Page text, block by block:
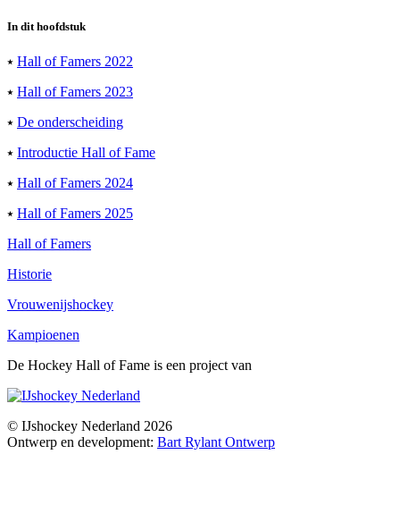
In dithoofdstuk
⭑ Hall of Famers 2022
⭑ Hall of Famers 2023
⭑ De onderscheiding
⭑ Introductie Hall of Fame
⭑ Hall of Famers 2024
⭑ Hall of Famers 2025
Hall of Famers
Historie
Vrouwenijshockey
Kampioenen
De Hockey Hall of Fame is een project van
© IJshockey Nederland 2026
Ontwerp en development: Bart Rylant Ontwerp